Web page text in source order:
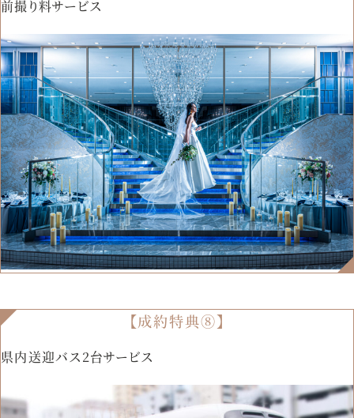
前撮り料サービス
【成約特典⑧】
県内送迎バス2台サービス